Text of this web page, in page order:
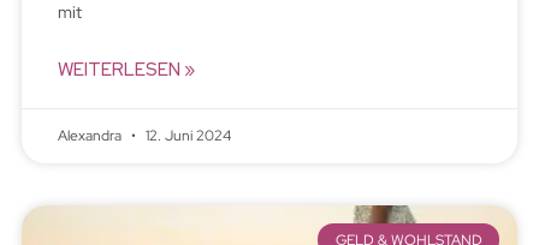
mit
WEITERLESEN »
Alexandra 12. Juni 2024
GELD & WOHLSTAND